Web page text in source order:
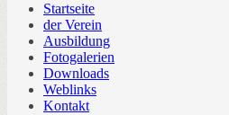
Startseite
der Verein
Ausbildung
Fotogalerien
Downloads
Weblinks
Kontakt